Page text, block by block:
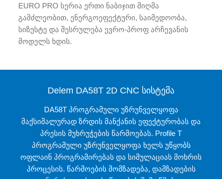
EURO PRO სერია ერთი ნაბიჯით მიღმა
გამძლეობით, ენერგოეფექტური, საიმედოობა,
სიზუსტე და შესრულება ევრო-პროფ არჩევანის
მოდელს ხდის.
Delem DA58T 2D CNC სისტემა
DA58T პროგრამული უზრუნველყოფა
მაქსიმალურად ზრდის მანქანის ეფექტურობას და
პრესის მუხრუჭების წარმოებას. Profile T
პროგრამული უზრუნველყოფა ხელს უწყობს
ოფლაინ პროგრამირებას და სიმულაციას მოხრის
პროცესის. წარმოების მომზადება, დამზადების